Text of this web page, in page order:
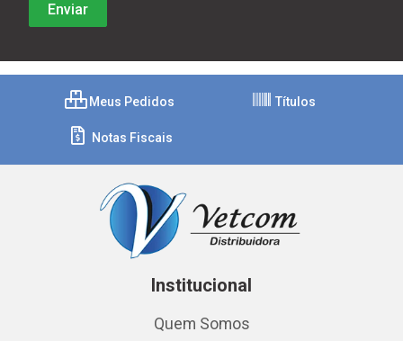
Meus Pedidos Títulos
Notas Fiscais
Institucional
Quem Somos